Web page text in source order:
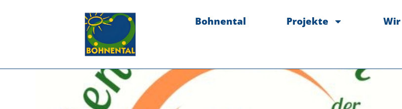
Bohnental Projekte Wir